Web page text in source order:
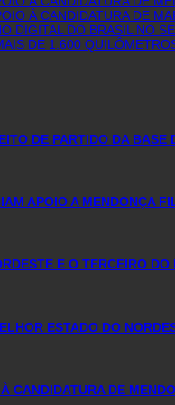
À CANDIDATURA DE
DIGITAL DO BRASIL NO
DE 1.600
DE PARTIDO DA
APOIO A MENDONÇA
E O TERCEIRO
ESTADO DO
CANDIDATURA DE